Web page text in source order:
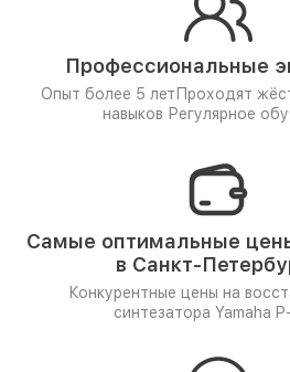
Профессиональные
Опыт более 5 лет Проходят
навыков Регулярное
Самые оптимальные
в Санкт-
Конкурентные цены на
синтезатора Yamaha